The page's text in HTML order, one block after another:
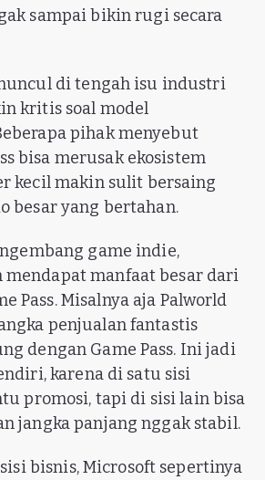
sampai bikin rugi secara
di tengah isu industri
kritis soal model
pihak menyebut
bisa merusak ekosistem
kecil makin sulit bersaing
besar yang bertahan.
game indie,
mendapat manfaat besar dari
Pass. Misalnya aja Palworld
penjualan fantastis
dengan Game Pass. Ini jadi
karena di satu sisi
promosi, tapi di sisi lain bisa
jangka panjang nggak stabil.
bisnis, Microsoft sepertinya